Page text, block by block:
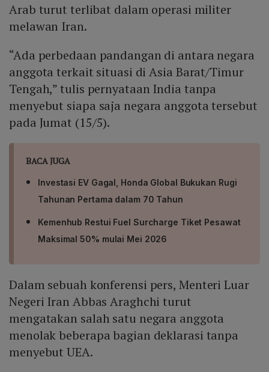
Arab turut terlibat dalam operasi militer
melawan Iran.
“Ada perbedaan pandangan di antara negara
anggota terkait situasi di Asia Barat/Timur
Tengah,” tulis pernyataan India tanpa
menyebut siapa saja negara anggota tersebut
pada Jumat (15/5).
BACA JUGA
Investasi EV Gagal, Honda Global Bukukan Rugi
Tahunan Pertama dalam 70 Tahun
Kemenhub Restui Fuel Surcharge Tiket Pesawat
Maksimal 50% mulai Mei 2026
Dalam sebuah konferensi pers, Menteri Luar
Negeri Iran Abbas Araghchi turut
mengatakan salah satu negara anggota
menolak beberapa bagian deklarasi tanpa
menyebut UEA.